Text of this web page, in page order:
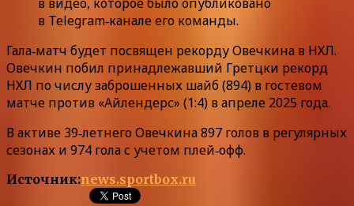
в Telegram‑канале его команды.
Гала‑матч будет посвящен рекорду Овечкина в НХЛ.
Овечкин побил принадлежавший Гретцки рекорд
НХЛ по числу заброшенных шайб (894) в гостевом
матче против «Айлендерс» (1:4) в апреле 2025 года.
В активе 39‑летнего Овечкина 897 голов в регулярных
сезонах и 974 гола с учетом плей‑офф.
Источник:news.sportbox.ru